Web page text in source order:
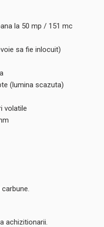
la 50 mp / 151 mc
sa fie inlocuit)
(lumina scazuta)
volatile
achizitionarii.